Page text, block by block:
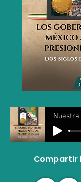
Compartir